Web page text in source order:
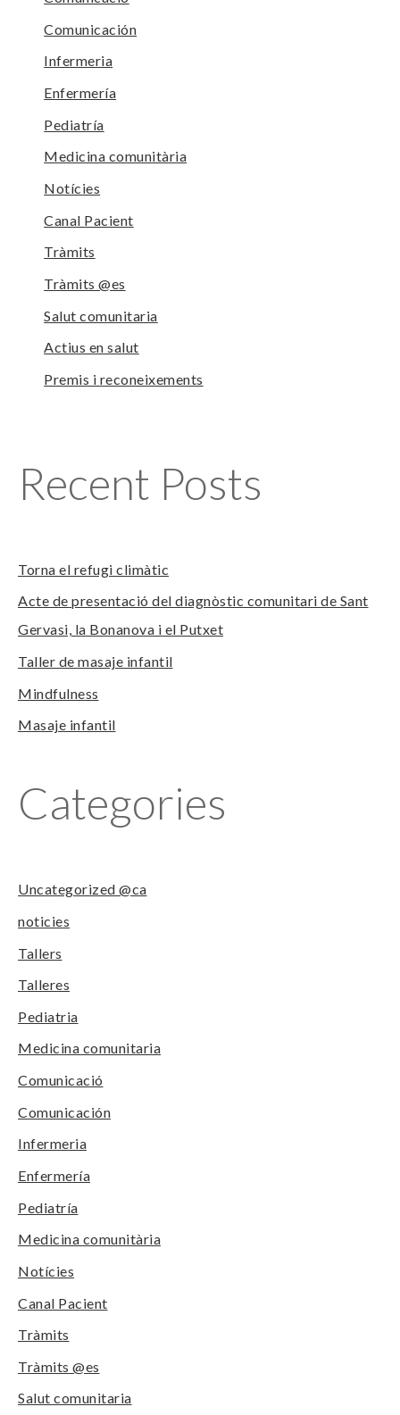
Comunicación
Infermeria
Enfermería
Pediatría
Medicina comunitària
Notícies
Canal Pacient
Tràmits
Tràmits @es
Salut comunitaria
Actius en salut
Premis i reconeixements
Recent Posts
Torna el refugi climàtic
Acte de presentació del diagnòstic comunitari de Sant
Gervasi, la Bonanova i el Putxet
Taller de masaje infantil
Mindfulness
Masaje infantil
Categories
Uncategorized @ca
noticies
Tallers
Talleres
Pediatria
Medicina comunitaria
Comunicació
Comunicación
Infermeria
Enfermería
Pediatría
Medicina comunitària
Notícies
Canal Pacient
Tràmits
Tràmits @es
Salut comunitaria